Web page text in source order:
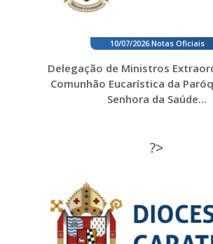
10/07/2026. Notas Oficiais
Delegação de Ministros
Comunhão Eucarística da
Senhora da Saúde...
?>